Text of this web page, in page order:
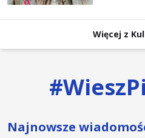
Więcej z
#
Najnowsze